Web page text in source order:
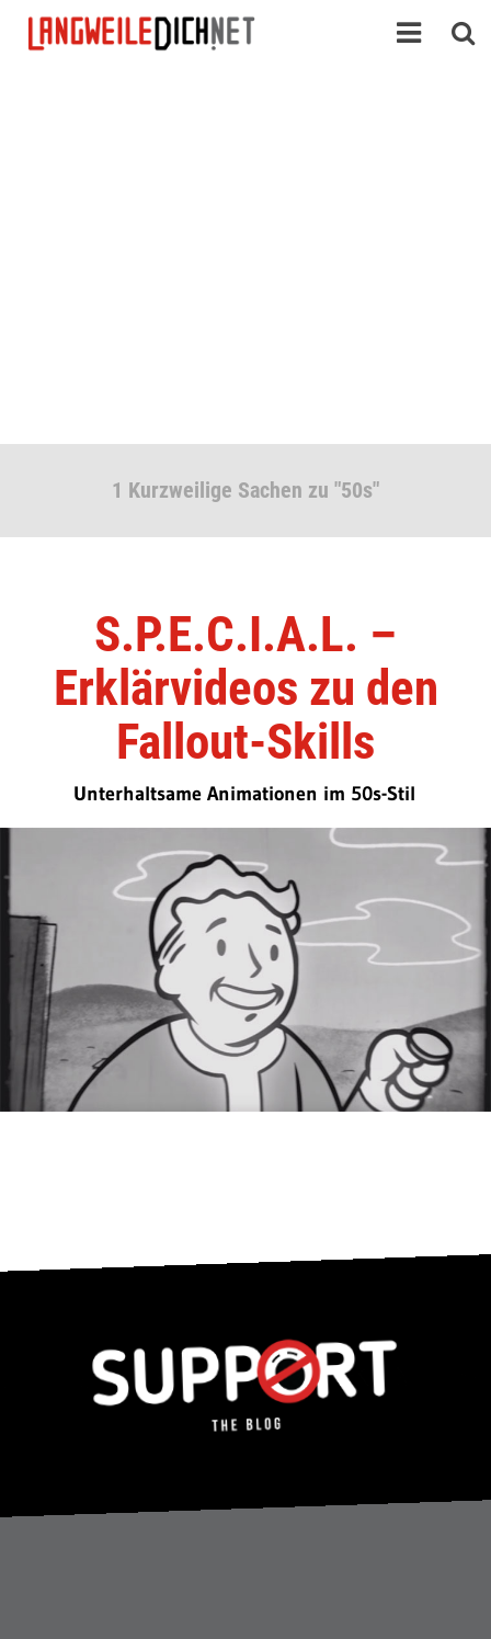
1 Kurzweilige Sachen zu "50s"
S.P.E.C.I.A.L. –
Erklärvideos zu den
Fallout-Skills
Unterhaltsame Animationen im 50s-Stil